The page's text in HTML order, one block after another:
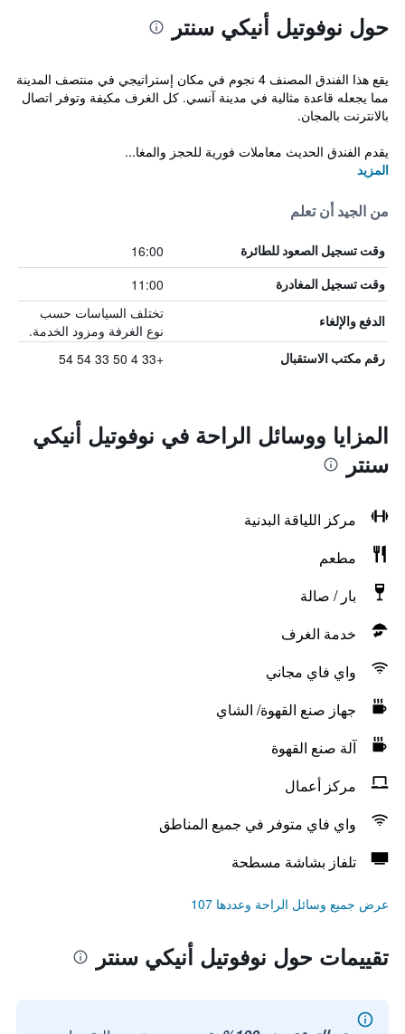
حول نوفوتيل أنيكي سنتر
يقع هذا الفندق المصنف 4 نجوم في مكان إستراتيجي في منتصف المدينة
مما يجعله قاعدة مثالية في مدينة آنسي. كل الغرف مكيفة وتوفر اتصال
بالانترنت بالمجان.
يقدم الفندق الحديث معاملات فورية للحجز والمغا...
المزيد
من الجيد أن تعلم
وقت تسجيل الصعود للطائرة 16:00
وقت تسجيل المغادرة 11:00
الدفع والإلغاء
تختلف السياسات حسب
نوع الغرفة ومزود الخدمة.
رقم مكتب الاستقبال +33 4 50 33 54 54
المزايا ووسائل الراحة في نوفوتيل أنيكي
سنتر
مركز اللياقة البدنية
مطعم
بار / صالة
خدمة الغرف
واي فاي مجاني
جهاز صنع القهوة/ الشاي
آلة صنع القهوة
مركز أعمال
واي فاي متوفر في جميع المناطق
تلفاز بشاشة مسطحة
عرض جميع وسائل الراحة وعددها 107
تقييمات حول نوفوتيل أنيكي سنتر